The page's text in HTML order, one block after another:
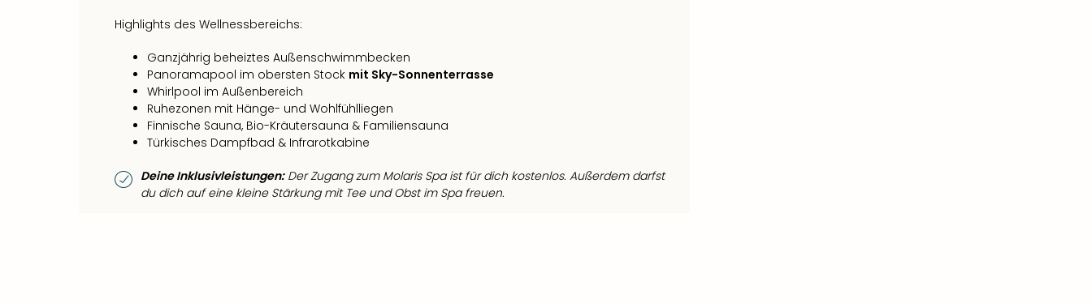
Highlights des Wellnessbereichs:
Ganzjährig beheiztes Außenschwimmbecken
Panoramapool im obersten Stock mit Sky-Sonnenterrasse
Whirlpool im Außenbereich
Ruhezonen mit Hänge- und Wohlfühlliegen
Finnische Sauna, Bio-Kräutersauna & Familiensauna
Türkisches Dampfbad & Infrarotkabine
Deine Inklusivleistungen:Der Zugang zum Molaris Spa ist für dich kostenlos. Außerdem darfst
du dich auf eine kleine Stärkung mit Tee und Obst im Spa freuen.